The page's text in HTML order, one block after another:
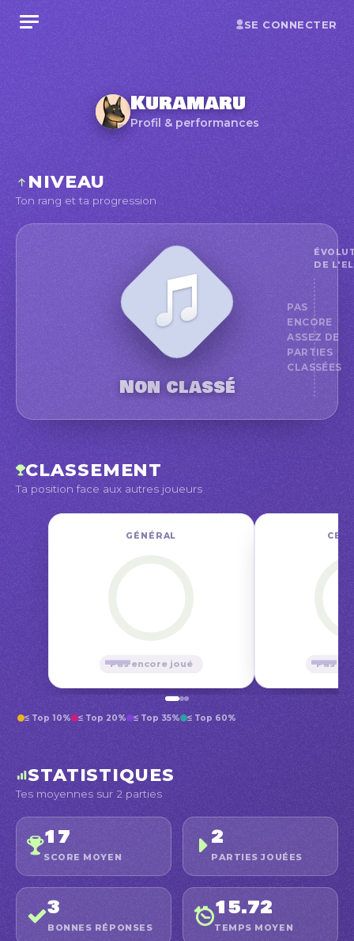
SE CONNECTER
Kuramaru
Profil & performances
NIVEAU
Ton rang et ta progression
Non classé
DE
PAS
ENCORE
ASSEZ DE
PARTIES
CLASSÉES
CLASSEMENT
Ta position face aux autres joueurs
GÉNÉRAL
—
Pas encore joué
CE
—
Pas
≤ Top 10% ≤ Top 20% ≤ Top 35% ≤ Top 60%
STATISTIQUES
Tes moyennes sur 2 parties
17
SCORE MOYEN
2
PARTIES JOUÉES
3
BONNES RÉPONSES
15.72
TEMPS MOYEN